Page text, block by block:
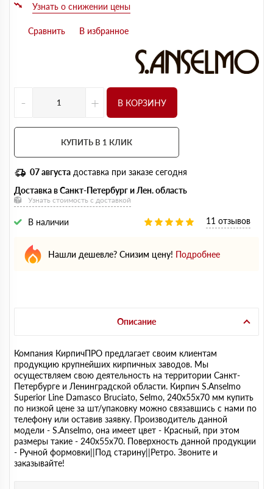
- + В КОРЗИНУ
КУПИТЬ В 1 КЛИК
07 августа доставка при заказе сегодня
Доставка в Санкт-Петербург и Лен. область
Узнать стоимость с доставкой
В наличии 11 отзывов
Нашли дешевле? Снизим цену! Подробнее
Описание
Компания КирпичПРО предлагает своим клиентам
продукцию крупнейших кирпичных заводов. Мы
осуществляем свою деятельность на территории Санкт-
Петербурге и Ленинградской области. Кирпич S.Anselmo
Superior Line Damasco Bruciato, Selmo, 240х55х70 мм купить
по низкой цене за шт/упаковку можно связавшись с нами по
телефону или оставив заявку. Производитель данной
модели - S.Anselmo, она имеет цвет - Красный, при этом
размеры такие - 240х55х70. Поверхность данной продукции
- Ручной формовки||Под старину||Ретро. Звоните и
заказывайте!